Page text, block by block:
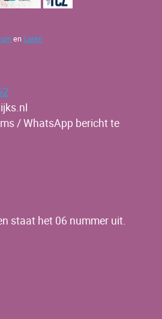
en Laren
/ WhatsApp bericht te
staat het 06 nummer uit.